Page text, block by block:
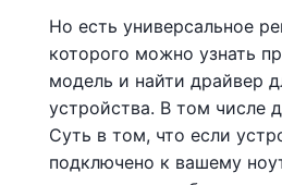
Но есть универсальное
которого можно узнать
модель и найти драйвер
устройства. В том числе
Суть в том, что если
подключено к вашему